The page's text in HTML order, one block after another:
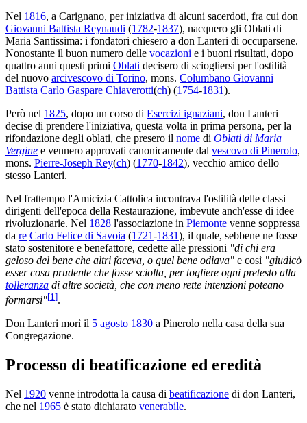
Nel 1816, a Carignano, per iniziativa di alcuni sacerdoti, fra cui don
Giovanni Battista Reynaudi (1782-1837), nacquero gli Oblati di
Maria Santissima: i fondatori chiesero a don Lanteri di occuparsene.
Nonostante il buon numero delle vocazioni e i buoni risultati, dopo
quattro anni questi primi Oblati decisero di sciogliersi per l'ostilità
del nuovo arcivescovo di Torino, mons. Columbano Giovanni
Battista Carlo Gaspare Chiaverotti(ch) (1754-1831).
Però nel 1825, dopo un corso di Esercizi ignaziani, don Lanteri
decise di prendere l'iniziativa, questa volta in prima persona, per la
rifondazione degli oblati, che presero il nome di Oblati di Maria
Vergine e vennero approvati canonicamente dal vescovo di Pinerolo,
mons. Pierre-Joseph Rey(ch) (1770-1842), vecchio amico dello
stesso Lanteri.
Nel frattempo l'Amicizia Cattolica incontrava l'ostilità delle classi
dirigenti dell'epoca della Restaurazione, imbevute anch'esse di idee
rivoluzionarie. Nel 1828 l'associazione in Piemonte venne soppressa
da re Carlo Felice di Savoia (1721-1831), il quale, sebbene ne fosse
stato sostenitore e benefattore, cedette alle pressioni "di chi era
geloso del bene che altri faceva, o quel bene odiava" e così "giudicò
esser cosa prudente che fosse sciolta, per togliere ogni pretesto alla
tolleranza di altre società, che con meno rette intenzioni poteano
formarsi"[1].
Don Lanteri morì il 5 agosto 1830 a Pinerolo nella casa della sua
Congregazione.
Processo di beatificazione ed eredità
Nel 1920 venne introdotta la causa di beatificazione di don Lanteri,
che nel 1965 è stato dichiarato venerabile.